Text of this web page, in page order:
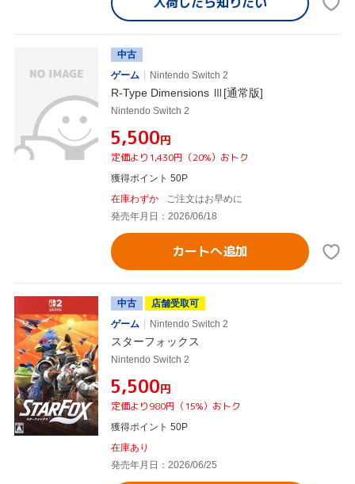
中古
ゲーム
Nintendo Switch 2
R-Type Dimensions Ⅲ[通常版]
Nintendo Switch 2
¥5,500円
定価より1,430円（20%）おトク
獲得ポイント 50P
在庫わずか
ご注文はお早めに
発売年月日：2026/06/18
カートへ追加
中古
店舗受取可
ゲーム
Nintendo Switch 2
スターフォックス
Nintendo Switch 2
¥5,500円
定価より980円（15%）おトク
獲得ポイント 50P
在庫あり
発売年月日：2026/06/25